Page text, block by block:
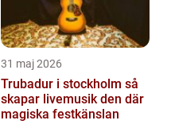
31 maj 2026
Trubadur i stockholm så
skapar livemusik den där
magiska festkänslan